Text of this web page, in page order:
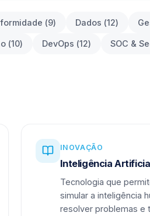
(9) Dados (12)
(10) DevOps (12) SOC &
INOVAÇÃO
Inteligência
Tecnologia que
simular a inteligência
resolver problemas e